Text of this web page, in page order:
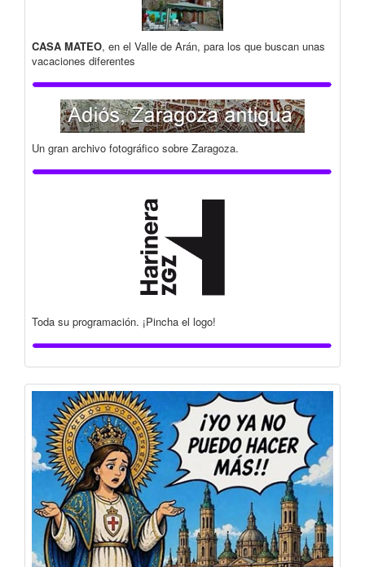
CASA MATEO, en el Valle de Arán, para los que buscan unas
vacaciones diferentes
Un gran archivo fotográfico sobre Zaragoza.
Toda su programación. ¡Pincha el logo!